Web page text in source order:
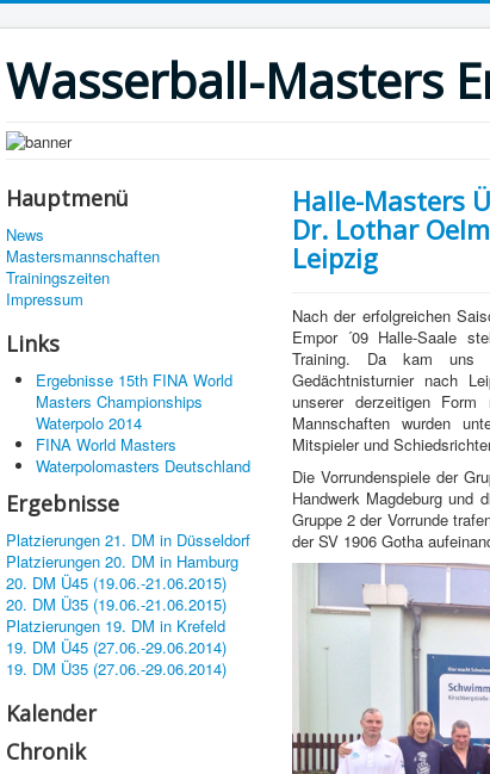
Wasserball-Masters
Hauptmenü
News
Mastersmannschaften
Trainingszeiten
Impressum
Links
Ergebnisse 15th FINA World
Masters Championships
Waterpolo 2014
FINA World Masters
Waterpolomasters Deutschland
Ergebnisse
Platzierungen 21. DM in Düsseldorf
Platzierungen 20. DM in Hamburg
20. DM Ü45 (19.06.-21.06.2015)
20. DM Ü35 (19.06.-21.06.2015)
Platzierungen 19. DM in Krefeld
19. DM Ü45 (27.06.-29.06.2014)
19. DM Ü35 (27.06.-29.06.2014)
Kalender
Chronik
Halle-Masters
Dr. Lothar
Leipzig
Nach der erfolgreichen
Empor ´09 Halle-Saale
Training. Da kam uns
Gedächtnisturnier nach
unserer derzeitigen
Mannschaften wurden
Mitspieler und
Die Vorrundenspiele der
Handwerk Magdeburg und
Gruppe 2 der Vorrunde
der SV 1906 Gotha